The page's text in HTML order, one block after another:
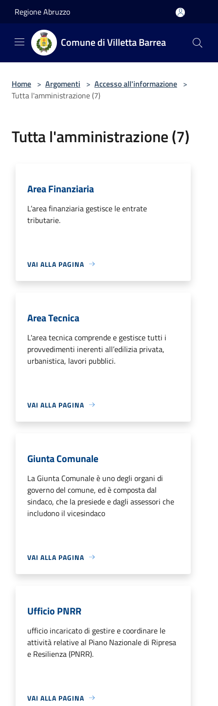
Regione Abruzzo
Comune di Villetta Barrea
Home > Argomenti > Accesso all'informazione >
Tutta l'amministrazione (7)
Tutta l'amministrazione (7)
Area Finanziaria
L’area finanziaria gestisce le entrate
tributarie.
VAI ALLA PAGINA
Area Tecnica
L'area tecnica comprende e gestisce tutti i
provvedimenti inerenti all’edilizia privata,
urbanistica, lavori pubblici.
VAI ALLA PAGINA
Giunta Comunale
La Giunta Comunale è uno degli organi di
governo del comune, ed è composta dal
sindaco, che la presiede e dagli assessori che
includono il vicesindaco
VAI ALLA PAGINA
Ufficio PNRR
ufficio incaricato di gestire e coordinare le
attività relative al Piano Nazionale di Ripresa
e Resilienza (PNRR).
VAI ALLA PAGINA